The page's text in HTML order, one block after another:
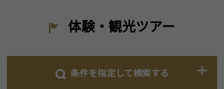
体験・観光ツアー
条件を指定して検索する